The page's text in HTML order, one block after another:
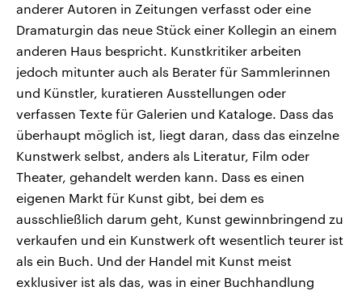
anderer Autoren in Zeitungen verfasst oder eine
Dramaturgin das neue Stück einer Kollegin an einem
anderen Haus bespricht. Kunstkritiker arbeiten
jedoch mitunter auch als Berater für Sammlerinnen
und Künstler, kuratieren Ausstellungen oder
verfassen Texte für Galerien und Kataloge. Dass das
überhaupt möglich ist, liegt daran, dass das einzelne
Kunstwerk selbst, anders als Literatur, Film oder
Theater, gehandelt werden kann. Dass es einen
eigenen Markt für Kunst gibt, bei dem es
ausschließlich darum geht, Kunst gewinnbringend zu
verkaufen und ein Kunstwerk oft wesentlich teurer ist
als ein Buch. Und der Handel mit Kunst meist
exklusiver ist als das, was in einer Buchhandlung